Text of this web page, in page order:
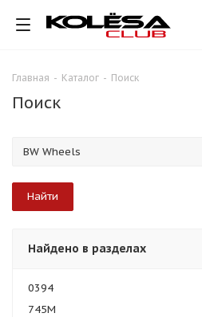
Главная - Каталог - Поиск
Поиск
Найдено в разделах
0394
745M